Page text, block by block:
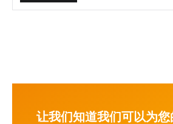
让我们知道我们可以为